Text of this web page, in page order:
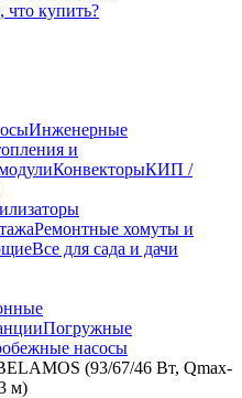
что купить?
Инженерные
и
КонвекторыКИП /
Ремонтные хомуты и
Все для сада и дачи
Погружные
насосы
(93/67/46 Вт, Qmax-
м)